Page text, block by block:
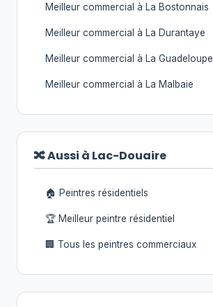
Meilleur commercial à La Bostonnais
Meilleur commercial à La Durantaye
Meilleur commercial à La Guadeloupe
Meilleur commercial à La Malbaie
🔀 Aussi à Lac-Douaire
🏠 Peintres résidentiels
🏆 Meilleur peintre résidentiel
🏢 Tous les peintres commerciaux